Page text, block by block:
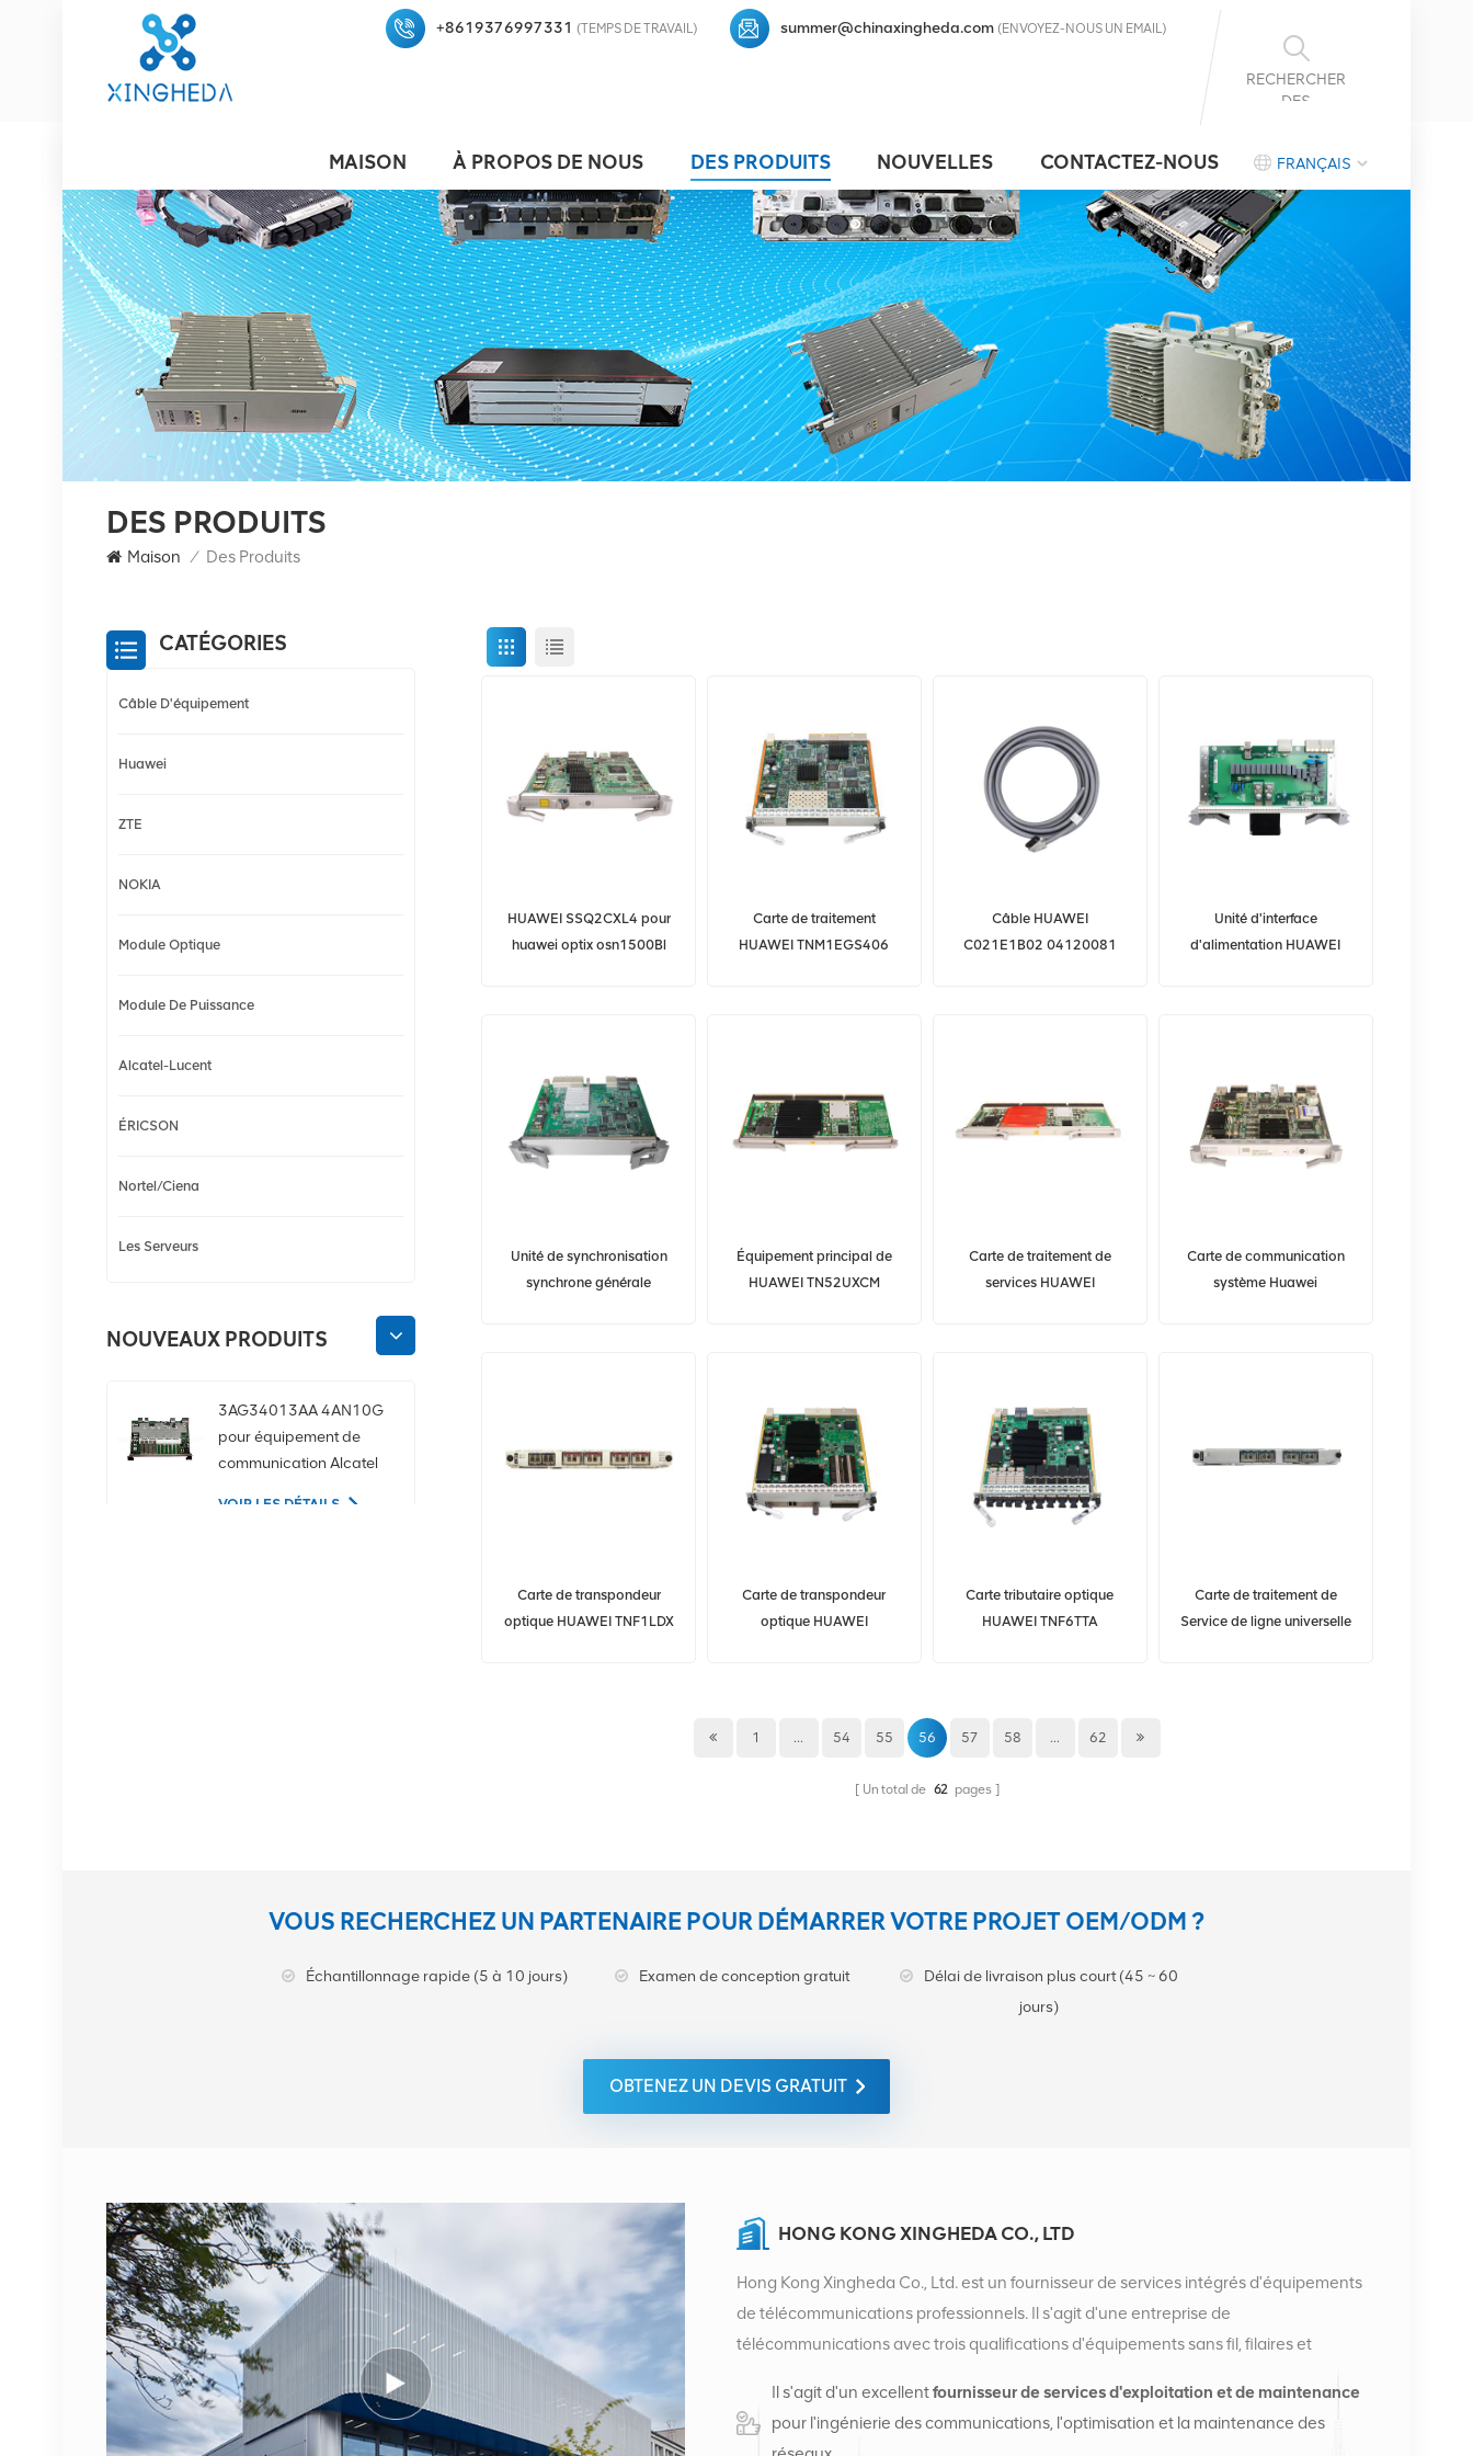
RECHERCHER
DES
+8619376997331 (TEMPS DE TRAVAIL) summer@chinaxingheda.com (ENVOYEZ-NOUS UN EMAIL)
MAISON À PROPOS DE NOUS DES PRODUITS NOUVELLES CONTACTEZ-NOUS FRANÇAIS
DES PRODUITS
Maison / Des Produits
HUAWEI SSQ2CXL4 pour
huawei optix osn1500Bl
Carte de traitement
HUAWEI TNM1EGS406
Câble HUAWEI
C021E1B02 04120081
Unité d'interface
d'alimentation HUAWEI
Unité de synchronisation
synchrone générale
Équipement principal de
HUAWEI TN52UXCM
Carte de traitement de
services HUAWEI
Carte de communication
système Huawei
Carte de transpondeur
optique HUAWEI TNF1LDX
Carte de transpondeur
optique HUAWEI
Carte tributaire optique
HUAWEI TNF6TTA
Carte de traitement de
Service de ligne universelle
1 ... 54 55 56 57 58 ... 62
Un total de 62 pages
CATÉGORIES
Câble D'équipement
Huawei
ZTE
NOKIA
Module Optique
Module De Puissance
Alcatel-Lucent
ÉRICSON
Nortel/Ciena
Les Serveurs
NOUVEAUX PRODUITS
3AG34013AA 4AN10G
pour équipement de
communication Alcatel
VOIR LES DÉTAILS
AHEGC 474914A
1662SMC 3AL98324AA
SYNTH4V2 pour
équipement de
communication Alcatel
Lucent
VOIR LES DÉTAILS
ERICSSON 2212 B31
KRC 161 893/1 Unité
radio à distance
VOUS RECHERCHEZ UN PARTENAIRE POUR DÉMARRER VOTRE PROJET OEM/ODM ?
Échantillonnage rapide (5 à 10 jours) Examen de conception gratuit
Délai de livraison plus court (45 ~ 60
jours)
OBTENEZ UN DEVIS GRATUIT
HONG KONG XINGHEDA CO., LTD
Hong Kong Xingheda Co., Ltd. est un fournisseur de services intégrés d'équipements
de télécommunications professionnels. Il s'agit d'une entreprise de
télécommunications avec trois qualifications d'équipements sans fil, filaires et
centres de distribution d'usine à Changsha et à Hong Kong. En 2016, nous avons
créé un siège commercial international à Changsha, en Chine. Basés en Chine, nous
Il s'agit d'un excellentfournisseur de services d'exploitation et de maintenance
pour l'ingénierie des communications, l'optimisation et la maintenance des